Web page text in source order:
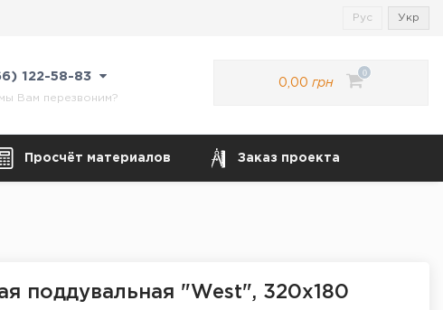
Рус Укр
122-58-83
Вам перезвоним?
0,00 грн
0
Просчёт материалов Заказ проекта
поддувальная "West", 320х180